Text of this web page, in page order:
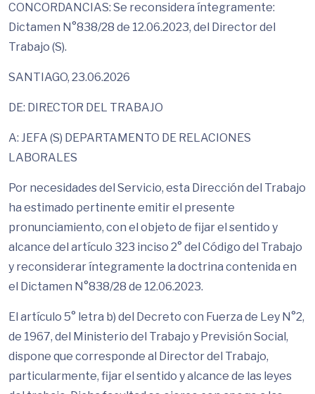
CONCORDANCIAS: Se reconsidera íntegramente:
Dictamen N°838/28 de 12.06.2023, del Director del
Trabajo (S).
SANTIAGO, 23.06.2026
DE: DIRECTOR DEL TRABAJO
A: JEFA (S) DEPARTAMENTO DE RELACIONES
LABORALES
Por necesidades del Servicio, esta Dirección del Trabajo
ha estimado pertinente emitir el presente
pronunciamiento, con el objeto de fijar el sentido y
alcance del artículo 323 inciso 2° del Código del Trabajo
y reconsiderar íntegramente la doctrina contenida en
el Dictamen N°838/28 de 12.06.2023.
El artículo 5° letra b) del Decreto con Fuerza de Ley N°2,
de 1967, del Ministerio del Trabajo y Previsión Social,
dispone que corresponde al Director del Trabajo,
particularmente, fijar el sentido y alcance de las leyes